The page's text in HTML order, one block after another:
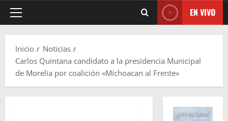
Menú
EN VIVO
Inicio
Noticias
Carlos Quintana candidato a la presidencia Municipal
de Morelia por coalición «Michoacan al Frente»